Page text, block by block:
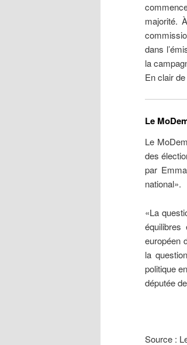
majorité.
dans
la
En clair
Le
Le
des
par
national».
«La
européen
la
politique
députée
Source :